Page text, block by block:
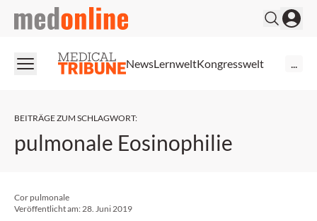
medonline
NewsLernweltKongresswelt
BEITRÄGE ZUM SCHLAGWORT:
pulmonale Eosinophilie
Cor pulmonale
Veröffentlicht am:28. Juni 2019